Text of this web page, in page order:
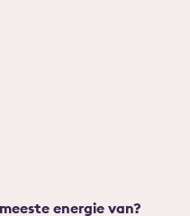
energie van?